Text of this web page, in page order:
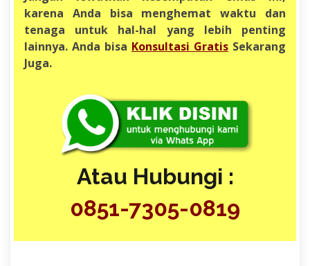
karena Anda bisa menghemat waktu dan
tenaga untuk hal-hal yang lebih penting
lainnya. Anda bisa Konsultasi Gratis Sekarang
Juga.
Atau Hubungi :
0851-7305-0819